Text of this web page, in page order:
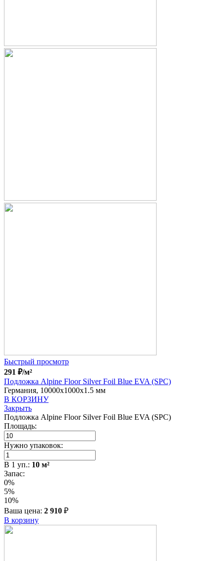
Быстрый просмотр
291 ₽/м²
Подложка Alpine Floor Silver Foil Blue EVA (SPC)
Германия, 10000x1000x1.5 мм
В КОРЗИНУ
Закрыть
Подложка Alpine Floor Silver Foil Blue EVA (SPC)
Площадь:
Нужно упаковок:
В 1 уп.: 10 м²
Запас:
0%
5%
10%
Ваша цена: 2 910 ₽
В корзину